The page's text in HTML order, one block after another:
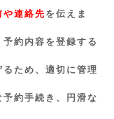
や連絡先を伝えま
約内容を登録する
ため、適切に管理
約手続き、円滑な